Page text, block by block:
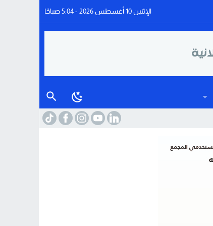
الإثنين 10 أغسطس 2026 - 5:04 صباحًا